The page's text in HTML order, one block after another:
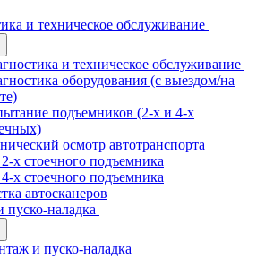
и техническое обслуживание
и техническое обслуживание
оборудования (с выездом/на
подъемников (2-х и 4-х
осмотр автотранспорта
х стоечного подъемника
х стоечного подъемника
автосканеров
наладка
и пуско-наладка